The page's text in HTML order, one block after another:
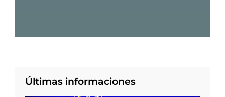
Últimas informaciones